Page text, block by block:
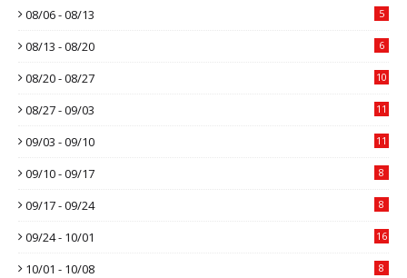
08/06 - 08/13 5
08/13 - 08/20 6
08/20 - 08/27 10
08/27 - 09/03 11
09/03 - 09/10 11
09/10 - 09/17 8
09/17 - 09/24 8
09/24 - 10/01 16
10/01 - 10/08 8